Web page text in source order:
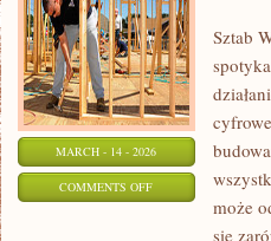
MARCH - 14 - 2026
COMMENTS OFFON
Sztab
może
się